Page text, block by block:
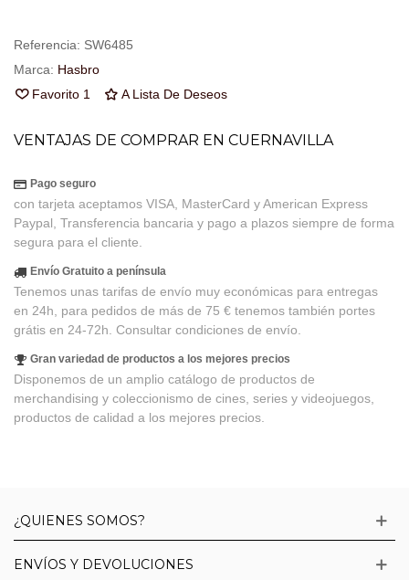
Referencia: SW6485
Marca: Hasbro
Favorito 1 A Lista De Deseos
VENTAJAS DE COMPRAR EN CUERNAVILLA
Pago seguro
con tarjeta aceptamos VISA, MasterCard y American Express
Paypal, Transferencia bancaria y pago a plazos siempre de forma
segura para el cliente.
Envío Gratuito a península
Tenemos unas tarifas de envío muy económicas para entregas
en 24h, para pedidos de más de 75 € tenemos también portes
grátis en 24-72h. Consultar condiciones de envío.
Gran variedad de productos a los mejores precios
Disponemos de un amplio catálogo de productos de
merchandising y coleccionismo de cines, series y videojuegos,
productos de calidad a los mejores precios.
¿QUIENES SOMOS?
ENVÍOS Y DEVOLUCIONES